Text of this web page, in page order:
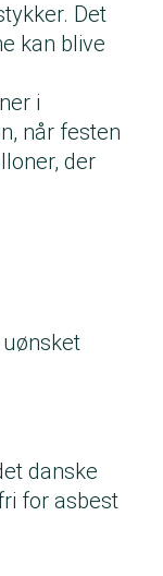
Det
kan blive
i
når festen
der
danske
for asbest